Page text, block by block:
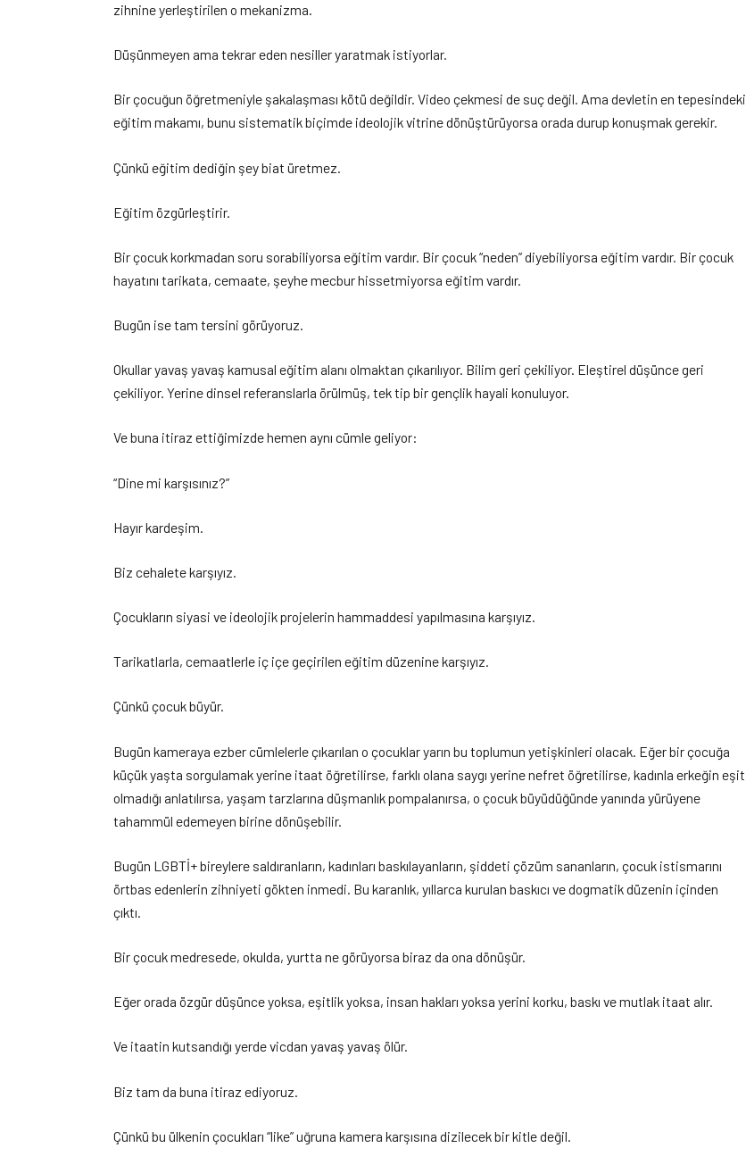
zihnine yerleştirilen o mekanizma.
Düşünmeyen ama tekrar eden nesiller yaratmak istiyorlar.
Bir çocuğun öğretmeniyle şakalaşması kötü değildir. Video çekmesi de suç değil. Ama devletin en tepesindeki
eğitim makamı, bunu sistematik biçimde ideolojik vitrine dönüştürüyorsa orada durup konuşmak gerekir.
Çünkü eğitim dediğin şey biat üretmez.
Eğitim özgürleştirir.
Bir çocuk korkmadan soru sorabiliyorsa eğitim vardır. Bir çocuk “neden” diyebiliyorsa eğitim vardır. Bir çocuk
hayatını tarikata, cemaate, şeyhe mecbur hissetmiyorsa eğitim vardır.
Bugün ise tam tersini görüyoruz.
Okullar yavaş yavaş kamusal eğitim alanı olmaktan çıkarılıyor. Bilim geri çekiliyor. Eleştirel düşünce geri
çekiliyor. Yerine dinsel referanslarla örülmüş, tek tip bir gençlik hayali konuluyor.
Ve buna itiraz ettiğimizde hemen aynı cümle geliyor:
“Dine mi karşısınız?”
Hayır kardeşim.
Biz cehalete karşıyız.
Çocukların siyasi ve ideolojik projelerin hammaddesi yapılmasına karşıyız.
Tarikatlarla, cemaatlerle iç içe geçirilen eğitim düzenine karşıyız.
Çünkü çocuk büyür.
Bugün kameraya ezber cümlelerle çıkarılan o çocuklar yarın bu toplumun yetişkinleri olacak. Eğer bir çocuğa
küçük yaşta sorgulamak yerine itaat öğretilirse, farklı olana saygı yerine nefret öğretilirse, kadınla erkeğin eşit
olmadığı anlatılırsa, yaşam tarzlarına düşmanlık pompalanırsa, o çocuk büyüdüğünde yanında yürüyene
tahammül edemeyen birine dönüşebilir.
Bugün LGBTİ+ bireylere saldıranların, kadınları baskılayanların, şiddeti çözüm sananların, çocuk istismarını
örtbas edenlerin zihniyeti gökten inmedi. Bu karanlık, yıllarca kurulan baskıcı ve dogmatik düzenin içinden
çıktı.
Bir çocuk medresede, okulda, yurtta ne görüyorsa biraz da ona dönüşür.
Eğer orada özgür düşünce yoksa, eşitlik yoksa, insan hakları yoksa yerini korku, baskı ve mutlak itaat alır.
Ve itaatin kutsandığı yerde vicdan yavaş yavaş ölür.
Biz tam da buna itiraz ediyoruz.
Çünkü bu ülkenin çocukları “like” uğruna kamera karşısına dizilecek bir kitle değil.